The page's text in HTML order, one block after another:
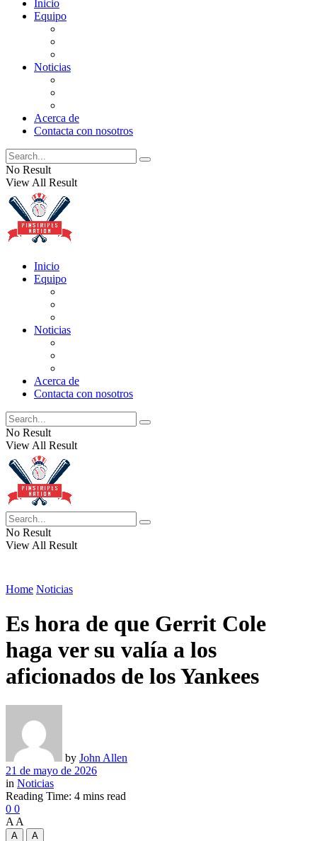
Inicio
Equipo
Noticias
Acerca de
Contacta con nosotros
No Result
View All Result
Inicio
Equipo
Noticias
Acerca de
Contacta con nosotros
No Result
View All Result
No Result
View All Result
Home Noticias
Es hora de que Gerrit Cole
haga ver su valía a los
aficionados de los Yankees
by John Allen
21 de mayo de 2026
in Noticias
Reading Time: 4 mins read
0 0
A A
A
A